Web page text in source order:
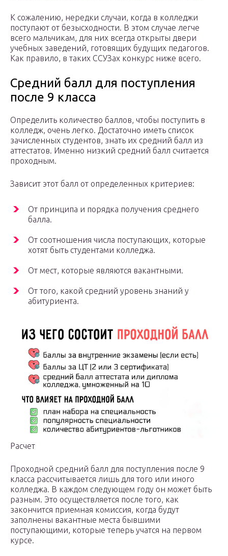
К сожалению, нередки случаи, когда в колледжи
поступают от безысходности. В этом случае легче
всего мальчикам, для них всегда открыты двери
учебных заведений, готовящих будущих педагогов.
Как правило, в таких ССУЗах конкурс ниже всего.
Средний балл для поступления
после 9 класса
Определить количество баллов, чтобы поступить в
колледж, очень легко. Достаточно иметь список
зачисленных студентов, знать их средний балл из
аттестатов. Именно низкий средний балл считается
проходным.
Зависит этот балл от определенных критериев:
От принципа и порядка получения среднего
балла.
От соотношения числа поступающих, которые
хотят быть студентами колледжа.
От мест, которые являются вакантными.
От того, какой средний уровень знаний у
абитуриента.
Расчет
Проходной средний балл для поступления после 9
класса рассчитывается лишь для того или иного
колледжа. В каждом следующем году он может быть
разным. Это осуществляется после того, как
закончится приемная комиссия, когда будут
заполнены вакантные места бывшими
поступающими, которые теперь учатся на первом
курсе.